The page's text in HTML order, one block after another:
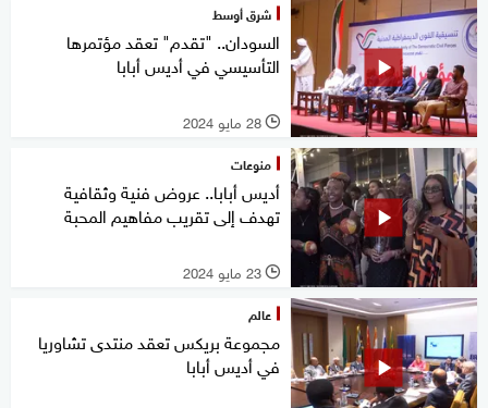
شرق أوسط
السودان.. "تقدم" تعقد مؤتمرها
التأسيسي في أديس أبابا
l 28 مايو 2024
منوعات
أديس أبابا.. عروض فنية وثقافية
تهدف إلى تقريب مفاهيم المحبة
l 23 مايو 2024
عالم
مجموعة بريكس تعقد منتدى تشاوريا
في أديس أبابا